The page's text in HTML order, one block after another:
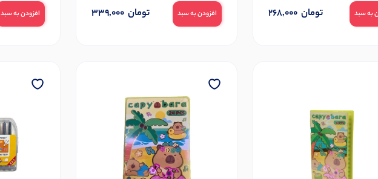
به سبد 268,000 تومان افزودن به سبد 339,000 تومان افزودن به سبد